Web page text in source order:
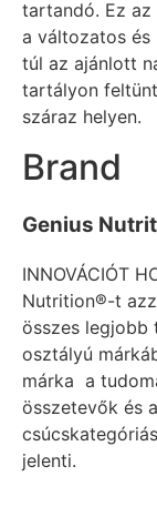
tartandó. Ez
a változatos és
túl az ajánlott
tartályon
száraz helyen.
Brand
Genius
INNOVÁCIÓT
Nutrition®-t
összes legjobb
osztályú
márka a
összetevők és
jelenti.